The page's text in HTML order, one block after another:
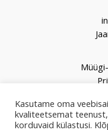
Kasutame oma
kvaliteetsemat
korduvaid külastusi.